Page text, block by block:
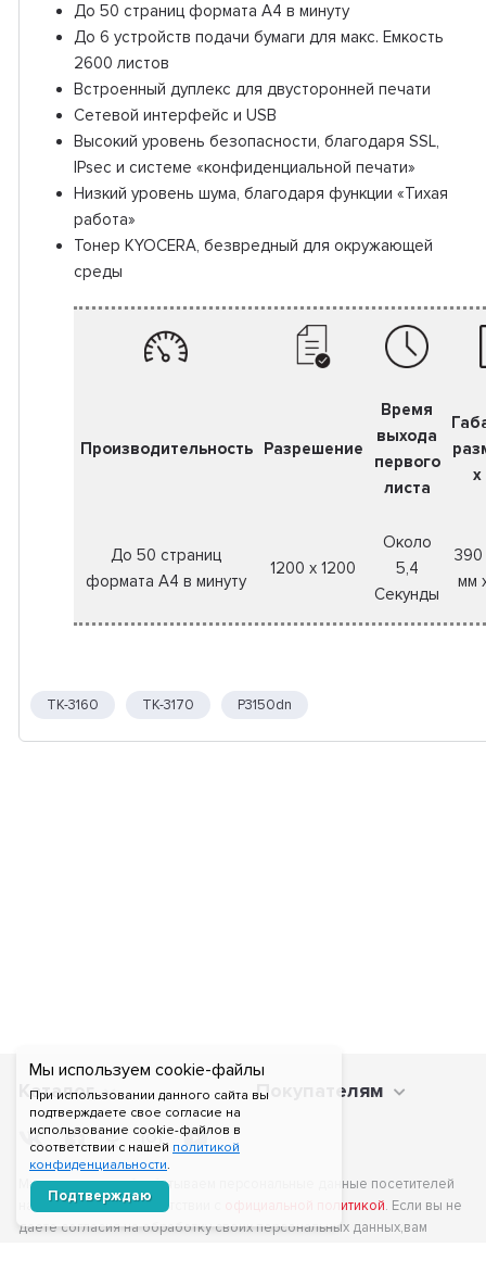
Мы используем cookie-файлы
При использовании данного сайта вы
подтверждаете свое согласие на
использование cookie-файлов в
соответствии с нашей политикой
конфиденциальности.
Подтверждаю
До 50 страниц формата А4 в минуту
До 6 устройств подачи бумаги для макс. Емкость
2600 листов
Встроенный дуплекс для двусторонней печати
Сетевой интерфейс и USB
Высокий уровень безопасности, благодаря SSL,
IPsec и системе «конфиденциальной печати»
Низкий уровень шума, благодаря функции «Тихая
работа»
Тонер KYOCERA, безвредный для окружающей
среды
Производительность Разрешение
Время
выхода
первого
листа
x
До 50 страниц
формата А4 в минуту
1200 x 1200
Около
5,4
Секунды
390
мм
TK-3160 TK-3170 P3150dn
Каталог Покупателям
Мы получаем и обрабатываем персональные данные посетителей
нашего сайта в соответствии с
официальной политикой. Если вы не
даете согласия на обработку своих персональных данных,вам